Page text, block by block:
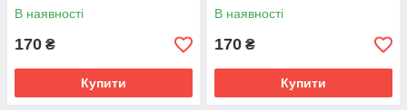
В наявності
170 ₴
Купити
В наявності
170 ₴
Купити